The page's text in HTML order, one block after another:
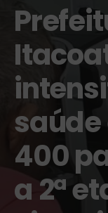
400
a 2ª